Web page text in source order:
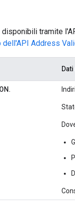
tramite
dell'API Address